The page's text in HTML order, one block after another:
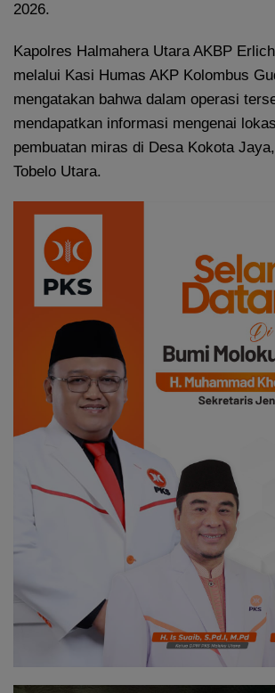
2026.
Kapolres Halmahera Utara AKBP
melalui Kasi Humas AKP Kolombus
mengatakan bahwa dalam operasi
mendapatkan informasi mengenai
pembuatan miras di Desa Kokota
Tobelo Utara.